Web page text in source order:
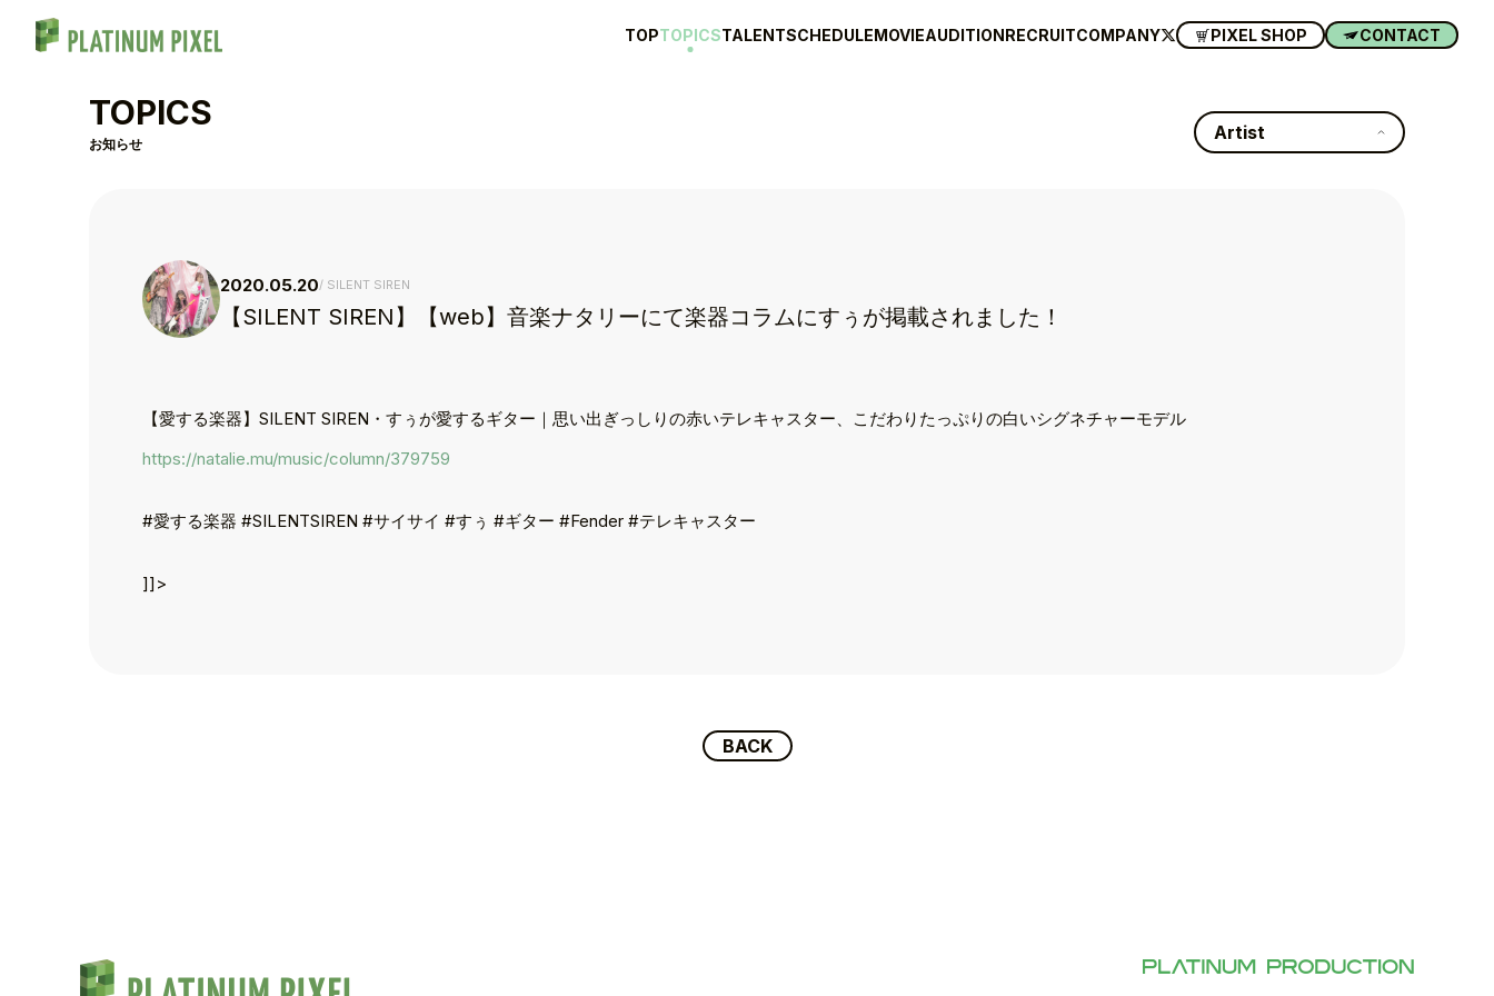
TOPTOPICSTALENTSCHEDULEMOVIEAUDITIONRECRUITCOMPANY PIXEL SHOP CONTACT
TOPICS
TALENT
SCHEDULE
TOPICS
お知らせ
Artist
2020.05.20 SILENT SIREN
【SILENT SIREN】【web】音楽ナタリーにて楽器コラムにすぅが掲載されました！
【愛する楽器】SILENT SIREN・すぅが愛するギター｜思い出ぎっしりの赤いテレキャスター、こだわりたっぷりの白いシグネチャーモデル
https://natalie.mu/music/column/379759
#愛する楽器 #SILENTSIREN #サイサイ #すぅ #ギター #Fender #テレキャスター
]]>
BACK